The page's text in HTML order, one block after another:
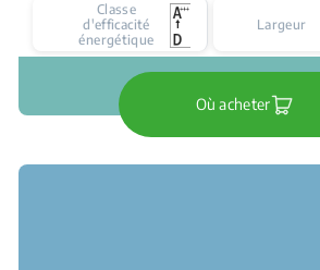
Classe
d'efficacité
énergétique
Largeur
Où acheter